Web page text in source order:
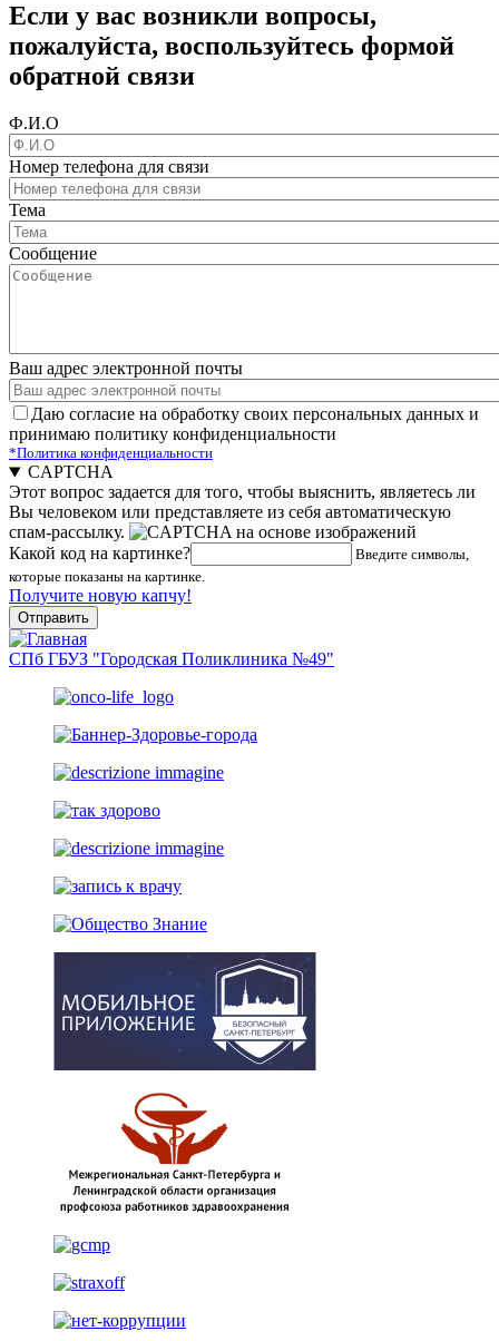
Если у вас возникли вопросы,
пожалуйста, воспользуйтесь формой
обратной связи
Ф.И.О
Номер телефона для связи
Тема
Сообщение
Ваш адрес электронной почты
Даю согласие на обработку своих персональных данных и
принимаю политику конфиденциальности
*Политика конфиденциальности
CAPTCHA
Этот вопрос задается для того, чтобы выяснить, являетесь ли
Вы человеком или представляете из себя автоматическую
спам-рассылку.
Какой код на картинке?
Введите символы,
которые показаны на картинке.
Получите новую капчу!
СПб ГБУЗ "Городская Поликлиника №49"